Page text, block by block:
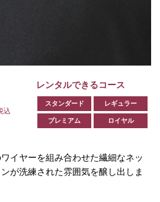
込
レンタルできるコース
スタンダード レギュラー
プレミアム ロイヤル
イヤーを組み合わせた繊細なネッ
が洗練された雰囲気を醸し出しま